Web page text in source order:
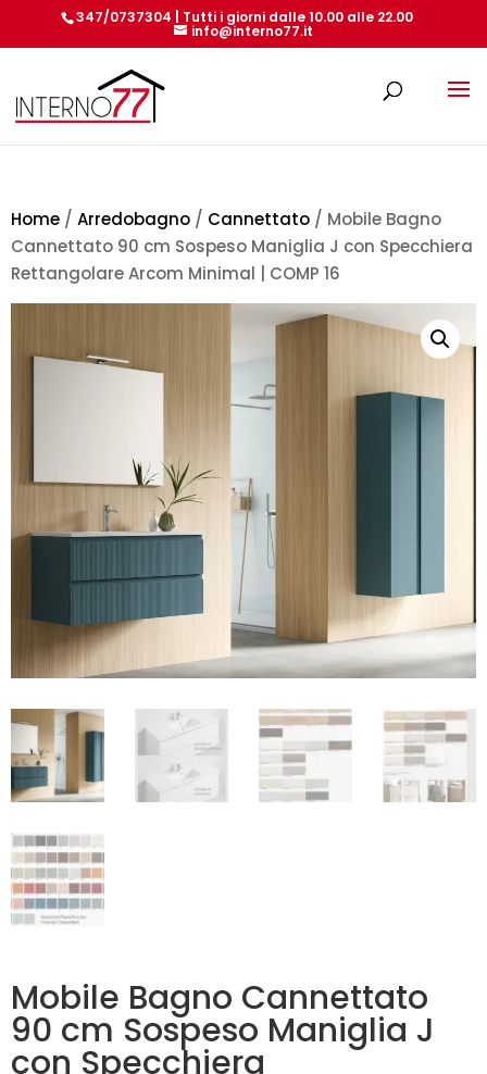
347/0737304 | Tutti i giorni dalle 10.00 alle 22.00
info@interno77.it
Home / Arredobagno / Cannettato / Mobile Bagno
Cannettato 90 cm Sospeso Maniglia J con Specchiera
Rettangolare Arcom Minimal | COMP 16
Mobile Bagno Cannettato
90 cm Sospeso Maniglia J
con Specchiera